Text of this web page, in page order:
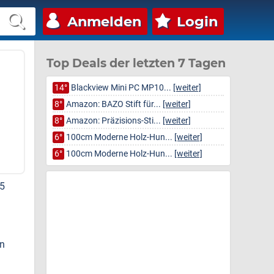
Anmelden Login
Top Deals der letzten 7 Tagen
14° Blackview Mini PC MP10... [weiter]
8° Amazon: BAZO Stift für... [weiter]
8° Amazon: Präzisions-Sti... [weiter]
6° 100cm Moderne Holz-Hun... [weiter]
6° 100cm Moderne Holz-Hun... [weiter]